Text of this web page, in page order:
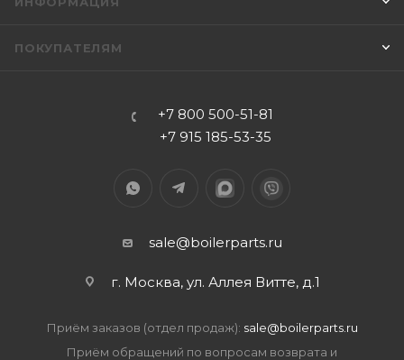
ПОКУПАТЕЛЯМ
+7 800 500-51-81
+7 915 185-53-35
sale@boilerparts.ru
г. Москва, ул. Аллея Витте, д.1
Приём заказов (отдел продаж): sale@boilerparts.ru
Приём обращений по вопросам возврата и